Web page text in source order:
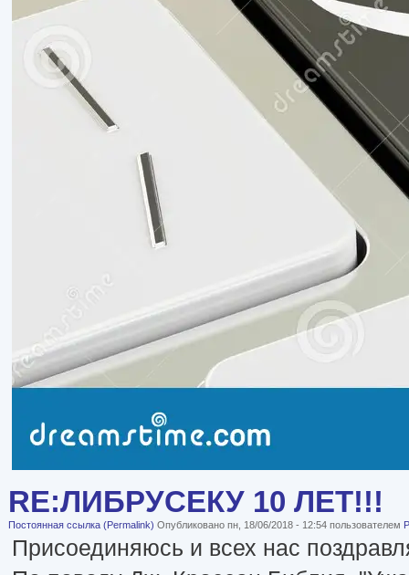
RE:ЛИБРУСЕКУ 10 ЛЕТ!!!
Постоянная ссылка (Permalink) Опубликовано пн, 18/06/2018 - 12:54 пользователем
Присоединяюсь и всех нас